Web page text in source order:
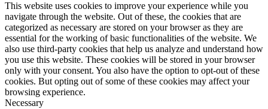
This website uses cookies to improve your experience while you
navigate through the website. Out of these, the cookies that are
categorized as necessary are stored on your browser as they are
essential for the working of basic functionalities of the website. We
also use third-party cookies that help us analyze and understand how
you use this website. These cookies will be stored in your browser
only with your consent. You also have the option to opt-out of these
cookies. But opting out of some of these cookies may affect your
browsing experience.
Necessary